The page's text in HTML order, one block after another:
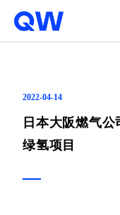
2022-04-14
日本大阪燃气
绿氢项目